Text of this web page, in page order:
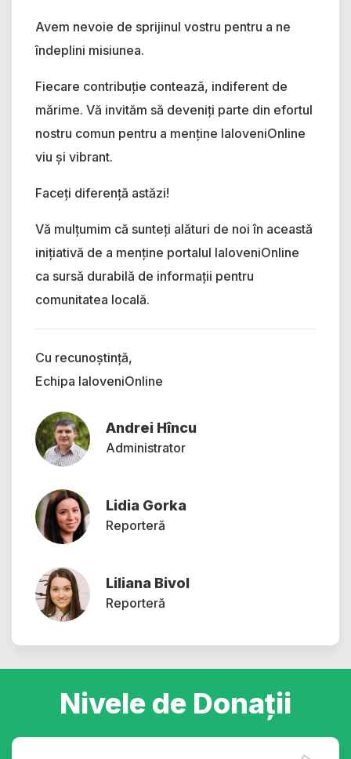
Avem nevoie de sprijinul vostru pentru a ne
îndeplini misiunea.
Fiecare contribuție contează, indiferent de
mărime. Vă invităm să deveniți parte din efortul
nostru comun pentru a menține IaloveniOnline
viu și vibrant.
Faceți diferență astăzi!
Vă mulțumim că sunteți alături de noi în această
inițiativă de a menține portalul IaloveniOnline
ca sursă durabilă de informații pentru
comunitatea locală.
Cu recunoștință,
Echipa IaloveniOnline
Andrei Hîncu
Administrator
Lidia Gorka
Reporteră
Liliana Bivol
Reporteră
Nivele de Donații